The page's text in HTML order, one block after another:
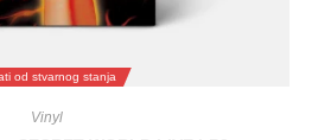
od stvarnog stanja
Vinyl